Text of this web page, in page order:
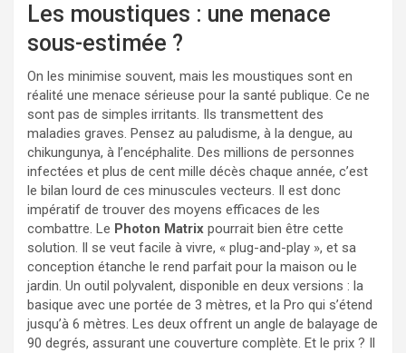
Les moustiques : une menace
sous-estimée ?
On les minimise souvent, mais les moustiques sont en
réalité une menace sérieuse pour la santé publique. Ce ne
sont pas de simples irritants. Ils transmettent des
maladies graves. Pensez au paludisme, à la dengue, au
chikungunya, à l’encéphalite. Des millions de personnes
infectées et plus de cent mille décès chaque année, c’est
le bilan lourd de ces minuscules vecteurs. Il est donc
impératif de trouver des moyens efficaces de les
combattre. Le Photon Matrix pourrait bien être cette
solution. Il se veut facile à vivre, « plug-and-play », et sa
conception étanche le rend parfait pour la maison ou le
jardin. Un outil polyvalent, disponible en deux versions : la
basique avec une portée de 3 mètres, et la Pro qui s’étend
jusqu’à 6 mètres. Les deux offrent un angle de balayage de
90 degrés, assurant une couverture complète. Et le prix ? Il